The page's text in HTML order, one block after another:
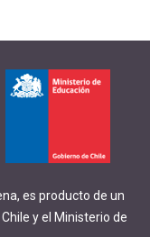
es producto de un
y el Ministerio de